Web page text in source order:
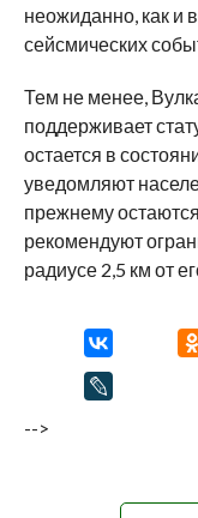
неожиданно, как и
сейсмических
Тем не менее,
поддерживает
остается в
уведомляют
прежнему
рекомендуют
радиусе 2,5 км от
-->